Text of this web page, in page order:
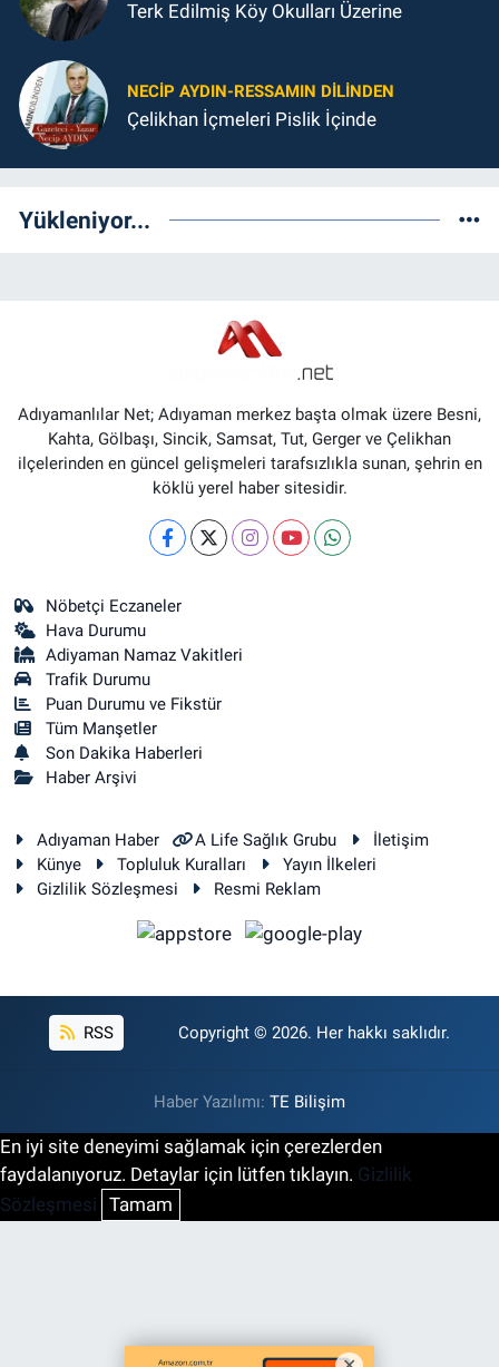
Terk Edilmiş Köy Okulları Üzerine
NECIP AYDIN-RESSAMIN DILINDEN
Çelikhan İçmeleri Pislik İçinde
Yükleniyor...
Adıyamanlılar Net; Adıyaman merkez başta olmak üzere Besni,
Kahta, Gölbaşı, Sincik, Samsat, Tut, Gerger ve Çelikhan
ilçelerinden en güncel gelişmeleri tarafsızlıkla sunan, şehrin en
köklü yerel haber sitesidir.
Nöbetçi Eczaneler
Hava Durumu
Adiyaman Namaz Vakitleri
Trafik Durumu
Puan Durumu ve Fikstür
Tüm Manşetler
Son Dakika Haberleri
Haber Arşivi
Adıyaman Haber A Life Sağlık Grubu
İletişim
Künye
Topluluk Kuralları
Yayın İlkeleri
Gizlilik Sözleşmesi
Resmi Reklam
RSS Copyright © 2026. Her hakkı saklıdır.
Haber Yazılımı: TE Bilişim
En iyi site deneyimi sağlamak için çerezlerden
faydalanıyoruz. Detaylar için lütfen tıklayın. Gizlilik
Sözleşmesi Tamam